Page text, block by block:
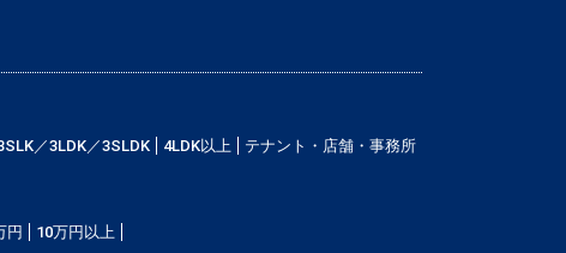
／3LDK／3SLDK 4LDK以上
テナント・店舗・事務所
円 10万円以上